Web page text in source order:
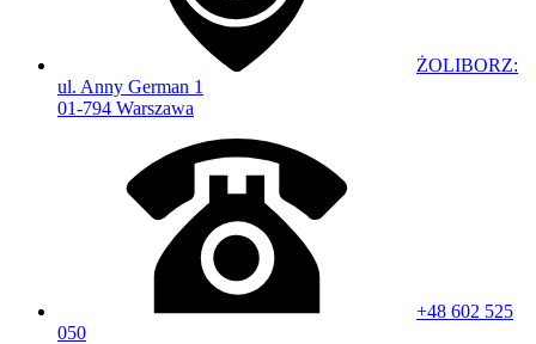
ŻOLIBORZ:
ul. Anny German 1
01-794 Warszawa
+48 602 525
050